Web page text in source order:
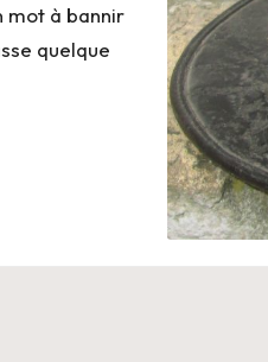
mot à bannir
quelque